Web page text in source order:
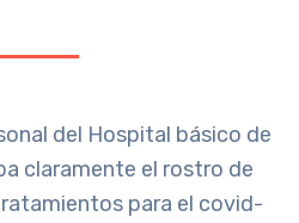
del Hospital básico de
claramente el rostro de
para el covid-